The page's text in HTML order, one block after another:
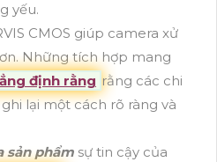
yếu.
CMOS giúp camera xử
Những tích hợp mang
định rằng rằng các chi
lại một cách rõ ràng và
sản phẩm sự tin cậy của